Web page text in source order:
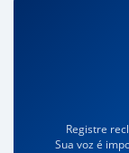
Registre
Sua voz é